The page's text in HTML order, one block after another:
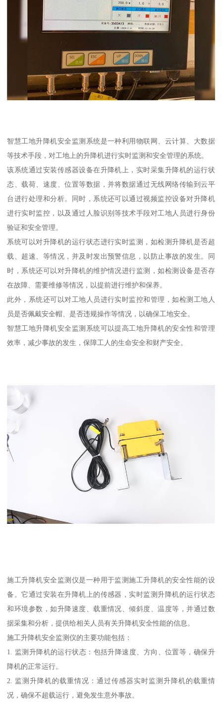
智慧工地升降机安全监测系统是一种利用物联网、云计算、大数据
等技术手段，对工地上的升降机进行实时监测和安全管理的系统。
该系统通过安装传感器设备在升降机上，实时采集升降机的运行状
态、载荷、速度、位置等数据，并将数据通过无线网络传输到云平
台进行处理和分析。同时，系统还可以通过视频监控设备对升降机
进行实时监控，以及通过人脸识别等技术手段对工地人员进行身份
验证和安全管理。
系统可以对升降机的运行状态进行实时监测，如检测升降机是否超
载、超速、等情况，并及时发出预警信息，以防止事故的发生。同
时，系统还可以对升降机的维护情况进行监测，如检测设备是否存
在故障、需要维修等情况，以提前进行维护和保养。
此外，系统还可以对工地人员进行实时监控和管理，如检测工地人
员是否佩戴安全帽、是否违规操作等情况，以确保工地安全。
智慧工地升降机安全监测系统可以提高工地升降机的安全性和管理
效率，减少事故的发生，保障工人的生命安全和财产安全。
施工升降机安全监测仪是一种用于监测施工升降机的安全性能的设
备。它通过安装在升降机上的传感器，实时监测升降机的运行状态
和环境参数，如升降速度、载重情况、倾斜度、温度等，并通过数
据采集和分析，提供给相关人员有关升降机安全性能的信息。
施工升降机安全监测仪的主要功能包括：
1. 监测升降机的运行状态：包括升降速度、方向、位置等，确保升
降机的正常运行。
2. 监测升降机的载重情况：通过传感器实时监测升降机的载重情
况，确保不超载运行，避免发生意外事故。